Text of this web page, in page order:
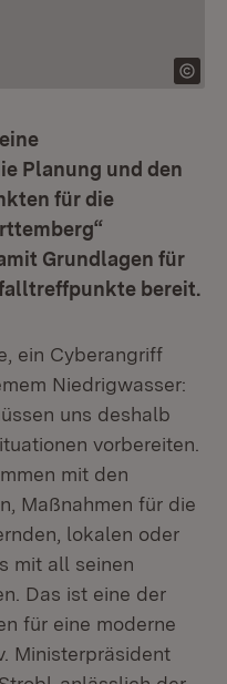
Planung und den
für die
Grundlagen für
bereit.
ein Cyberangriff
Niedrigwasser:
uns deshalb
vorbereiten.
mit den
Maßnahmen für die
lokalen oder
mit all seinen
Das ist eine der
für eine moderne
Ministerpräsident